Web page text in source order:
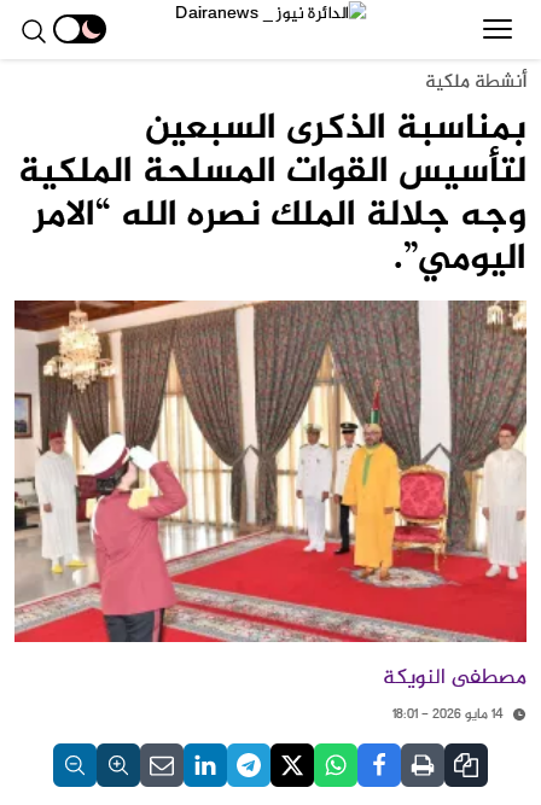
أنشطة ملكية
بمناسبة الذكرى السبعين
لتأسيس القوات المسلحة الملكية
وجه جلالة الملك نصره الله “الامر
اليومي”.
مصطفى النويكة
14 مايو 2026 - 18:01